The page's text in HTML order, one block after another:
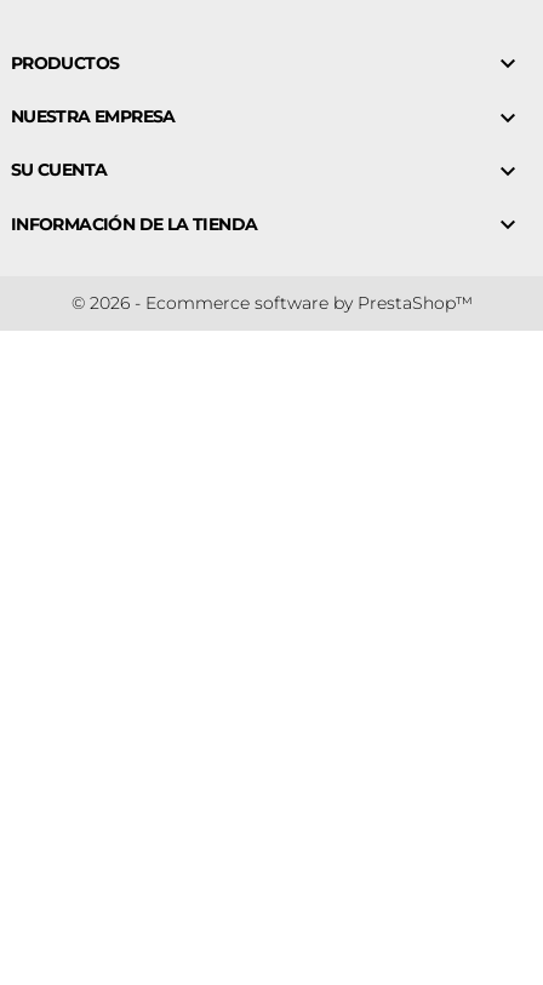
PRODUCTOS 
NUESTRA EMPRESA 
SU CUENTA 
INFORMACIÓN DE LA TIENDA 
© 2026 - Ecommerce software by PrestaShop™